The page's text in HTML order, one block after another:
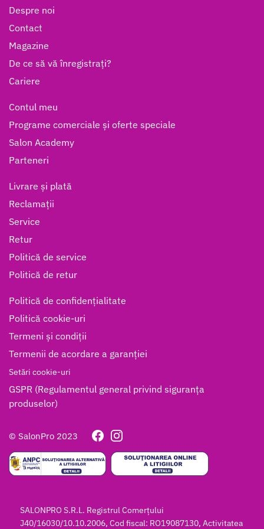
Despre noi
Contact
Magazine
De ce să vă înregistrați?
Cariere
Contul meu
Programe comerciale și oferte speciale
Salon Academy
Parteneri
Livrare și plată
Reclamații
Service
Retur
Politică de service
Politică de retur
Politică de confidențialitate
Politică cookie-uri
Termeni și condiții
Termenii de acordare a garanției
Setări cookie-uri
GSPR (Regulamentul general privind siguranța
produselor)
© SalonPro 2023
SALONPRO S.R.L. Registrul Comerțului
J40/16030/10.10.2006, Cod fiscal: RO19087130, Activitatea